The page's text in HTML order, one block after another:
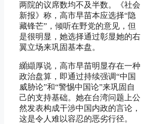
两院的议席数均不及半数。《社会
新报》称，高市早苗本应选择“隐
藏锋芒”，倾听在野党的意见，但
是很明显，她选择通过彰显她的右
翼立场来巩固基本盘。
纐纈厚说，高市早苗明显存在一种
政治盘算，即通过持续强调“中国
威胁论”和“警惕中国论”来巩固自
己的支持基础。她在台湾问题上公
然发表构成干涉中国内政的言论，
这是令人难以容忍的恶劣行径。